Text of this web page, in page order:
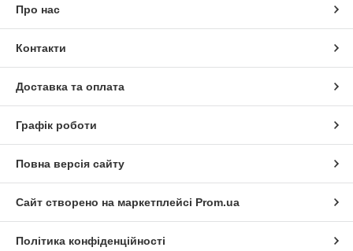
Про нас
Контакти
Доставка та оплата
Графік роботи
Повна версія сайту
Сайт створено на маркетплейсі Prom.ua
Політика конфіденційності